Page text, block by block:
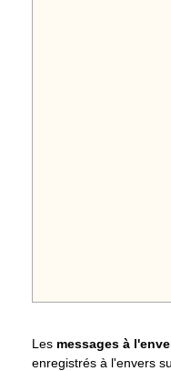
Les messages à
enregistrés à l'envers